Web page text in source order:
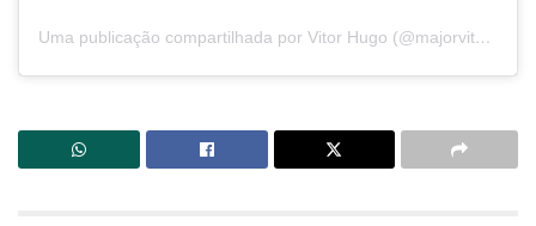
Uma publicação compartilhada por Vitor Hugo (@majorvitorhugo)